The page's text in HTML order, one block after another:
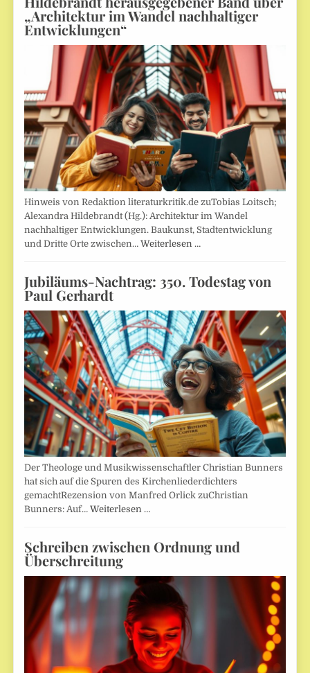
„Architektur im Wandel nachhaltiger
Entwicklungen“
Hinweis von Redaktion literaturkritik.de zuTobias Loitsch;
Alexandra Hildebrandt (Hg.): Architektur im Wandel
nachhaltiger Entwicklungen. Baukunst, Stadtentwicklung
und Dritte Orte zwischen…Weiterlesen …
Jubiläums-Nachtrag: 350. Todestag von
Paul Gerhardt
Der Theologe und Musikwissenschaftler Christian Bunners
hat sich auf die Spuren des Kirchenliederdichters
gemachtRezension von Manfred Orlick zuChristian
Bunners: Auf…Weiterlesen …
Schreiben zwischen Ordnung und
Überschreitung